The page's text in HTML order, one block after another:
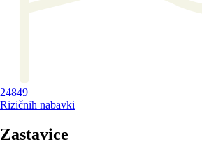
24849
Rizičnih nabavki
Zastavice